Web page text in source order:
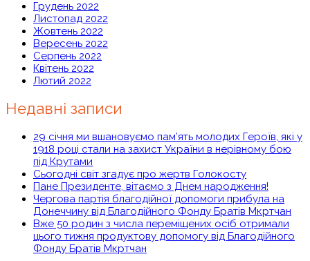
Грудень 2022
Листопад 2022
Жовтень 2022
Вересень 2022
Серпень 2022
Квітень 2022
Лютий 2022
Недавні записи
29 січня ми вшановуємо пам’ять молодих Героїв, які у
1918 році стали на захист України в нерівному бою
під Крутами
Сьогодні світ згадує про жертв Голокосту
Пане Президенте, вітаємо з Днем народження!
Чергова партія благодійної допомоги прибула на
Донеччину від Благодійного Фонду Братів Мкртчан
Вже 50 родин з числа переміщених осіб отримали
цього тижня продуктову допомогу від Благодійного
Фонду Братів Мкртчан